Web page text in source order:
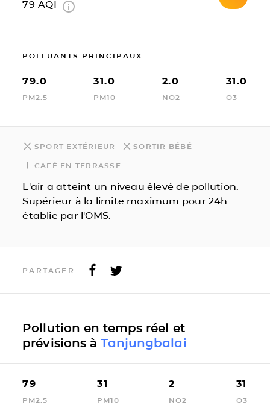
79 AQI
POLLUANTS PRINCIPAUX
79.0
PM2.5
31.0
PM10
2.0
NO2
31.0
O3
SPORT EXTÉRIEUR SORTIR BÉBÉ
CAFÉ EN TERRASSE
L'air a atteint un niveau élevé de pollution.
Supérieur à la limite maximum pour 24h
établie par l'OMS.
PARTAGER
Pollution en temps réel et
prévisions à Tanjungbalai
79
PM2.5
31
PM10
2
NO2
31
O3